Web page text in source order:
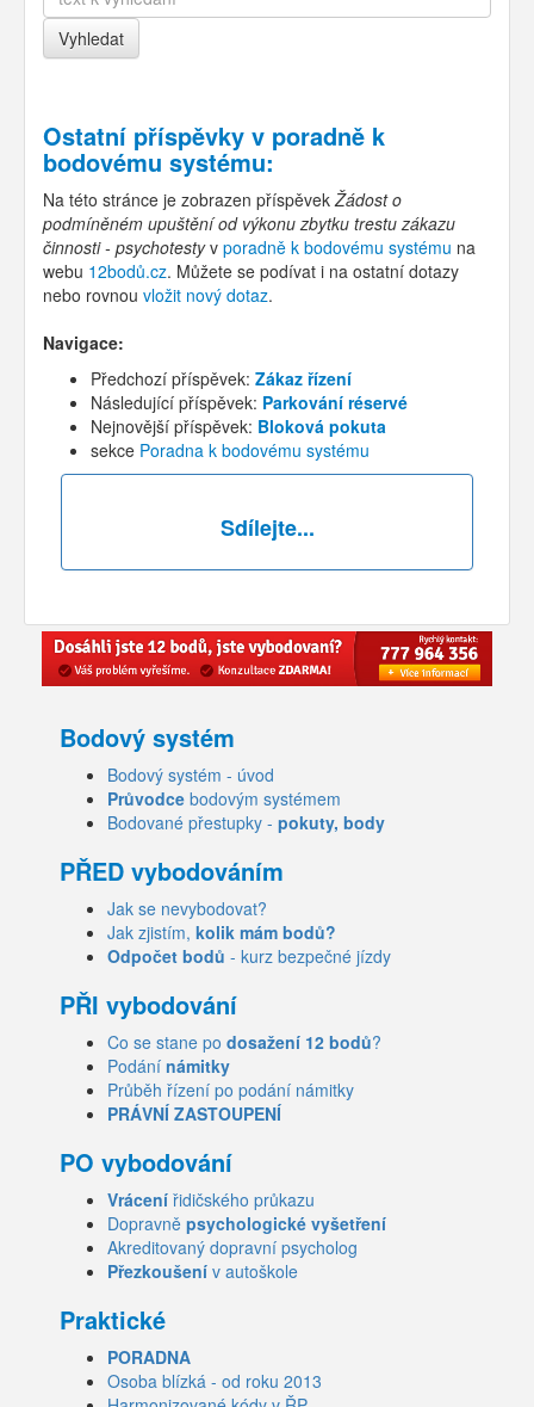
Ostatní příspěvky v poradně k
bodovému systému:
Na této stránce je zobrazen příspěvek Žádost o
podmíněném upuštění od výkonu zbytku trestu zákazu
činnosti - psychotestyv poradně k bodovému systému na
webu 12bodů.cz. Můžete se podívat i na ostatní dotazy
nebo rovnou vložit nový dotaz.
Navigace:
Předchozí příspěvek: Zákaz řízení
Následující příspěvek: Parkování réservé
Nejnovější příspěvek: Bloková pokuta
sekce Poradna k bodovému systému
Sdílejte...
Bodový systém
Bodový systém - úvod
Průvodce bodovým systémem
Bodované přestupky - pokuty, body
PŘED vybodováním
Jak se nevybodovat?
Jak zjistím, kolik mám bodů?
Odpočet bodů - kurz bezpečné jízdy
PŘI vybodování
Co se stane po dosažení 12 bodů?
Podání námitky
Průběh řízení po podání námitky
PRÁVNÍ ZASTOUPENÍ
PO vybodování
Vrácení řidičského průkazu
Dopravně psychologické vyšetření
Akreditovaný dopravní psycholog
Přezkoušení v autoškole
Praktické
PORADNA
Osoba blízká - od roku 2013